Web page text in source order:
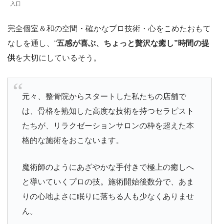
入口
完全個室＆和の空間・確かなプロ技術・心をこめたおもて
なしを通し、“五感が喜ぶ、ちょっと贅沢な癒し”時間の提
供を大切にしているそう。
元々、整骨院からスタートした私たちの店舗で
は、骨格を熟知した高度な技術を持つセラピスト
たちが、リラクゼーションサロンの枠を超えた本
格的な施術をおこないます。
魔術師のようにあざやかな手付きで極上の癒しへ
と導いていくプロの技。施術開始後数分で、あま
りの心地よさに眠りに落ちる人も少なくありませ
ん。